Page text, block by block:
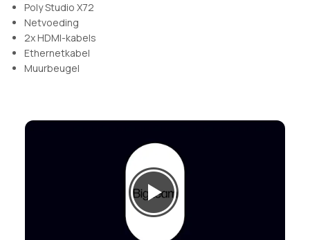
Poly Studio X72
Netvoeding
2x HDMI-kabels
Ethernetkabel
Muurbeugel